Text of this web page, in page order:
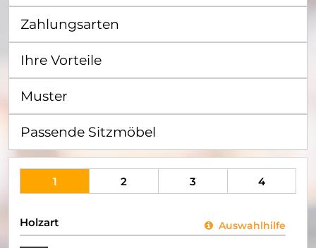
Zahlungsarten
Ihre Vorteile
Muster
Passende Sitzmöbel
1 2 3 4
Holzart Auswahlhilfe